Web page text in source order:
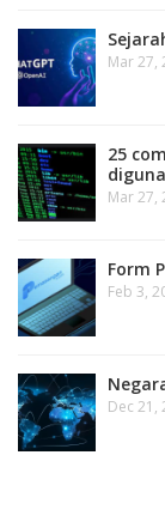
Mar 27,
25
Mar 27,
Form
Feb 3,
Dec 21,